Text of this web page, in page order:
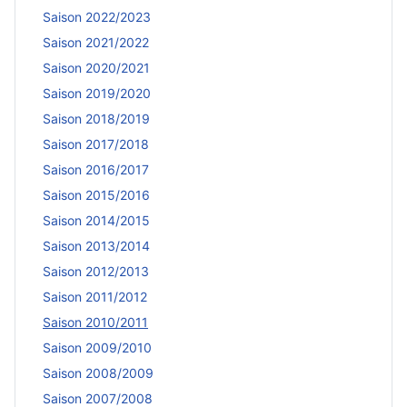
Saison 2022/2023
Saison 2021/2022
Saison 2020/2021
Saison 2019/2020
Saison 2018/2019
Saison 2017/2018
Saison 2016/2017
Saison 2015/2016
Saison 2014/2015
Saison 2013/2014
Saison 2012/2013
Saison 2011/2012
Saison 2010/2011
Saison 2009/2010
Saison 2008/2009
Saison 2007/2008